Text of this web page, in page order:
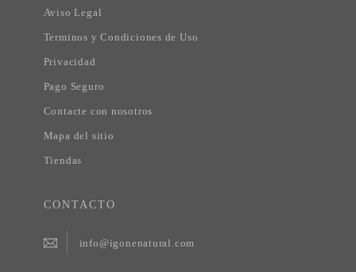
Aviso Legal
Terminos y Condiciones de Uso
Privacidad
Pago Seguro
Contacte con nosotros
Mapa del sitio
Tiendas
CONTACTO
info@igonenatural.com